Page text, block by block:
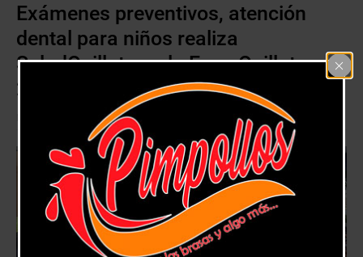
Exámenes preventivos, atención
dental para niños realiza
SaludQuillota en la Expo Quillota
2020
Quillota